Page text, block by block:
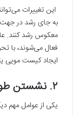
این تغییرات
به جای رشد در جهت
معکوس رشد کنند.
فعال می‌شوند، با
ایجاد کیست مویی
۲. نشستن طولانی ‌مدت
یکی از عوامل مهم